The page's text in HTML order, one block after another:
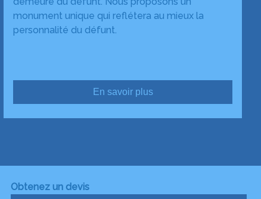
monument unique qui reflétera au mieux la
personnalité du défunt.
En savoir plus
Obtenez un devis